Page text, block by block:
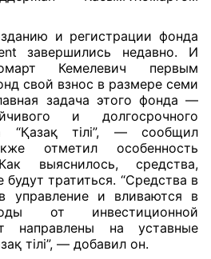
и регистрации фонда
завершились недавно. И
Кемелевич первым
свой взнос в размере семи
задача этого фонда —
и долгосрочного
“Қазақ тілі”, — сообщил
отметил особенность
выяснилось, средства,
тратиться. “Средства в
управление и вливаются в
от инвестиционной
направлены на уставные
тілі”, — добавил он.